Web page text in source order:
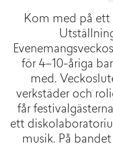
Kom med på ett
för 4–10-åriga
med.
verkstäder och
får
ett
musik. På